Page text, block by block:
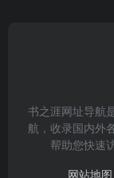
书之涯网址导航
航，收录国内外
帮助您快速
网站地图